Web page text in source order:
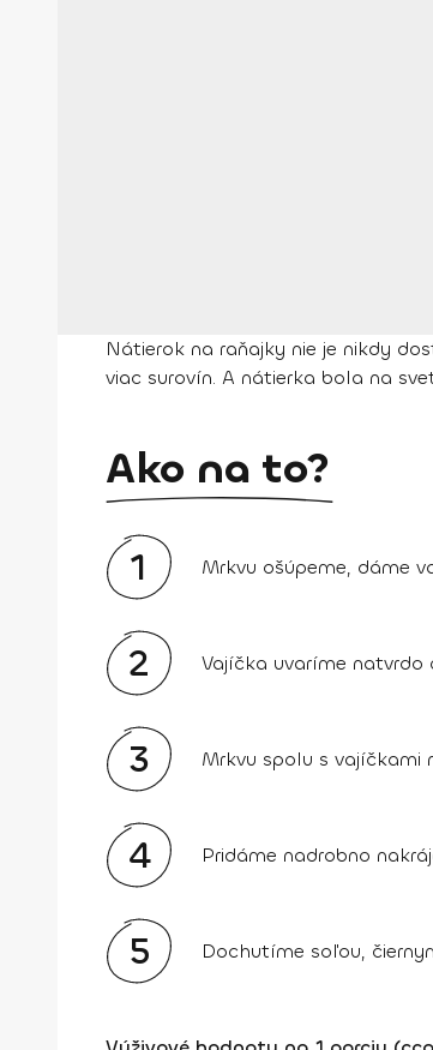
Nátierok na raňajky nie je nikdy
viac surovín. A nátierka bola na
Ako na to?
1 Mrkvu ošúpeme, dáme
2 Vajíčka uvaríme natvrdo
3 Mrkvu spolu s vajíčkami
4 Pridáme nadrobno
5 Dochutíme soľou,